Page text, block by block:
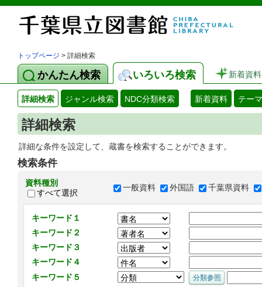
トップページ > 詳細検索
かんたん検索 いろいろ検索 新着資料
詳細検索 ジャンル検索 NDC分類検索 新着資料 テー
詳細検索
詳細な条件を設定して、蔵書を検索することができます。
検索条件
資料種別
すべて選択
一般資料 外国語 千葉県資料
キーワード１
キーワード２
キーワード３
キーワード４
キーワード５